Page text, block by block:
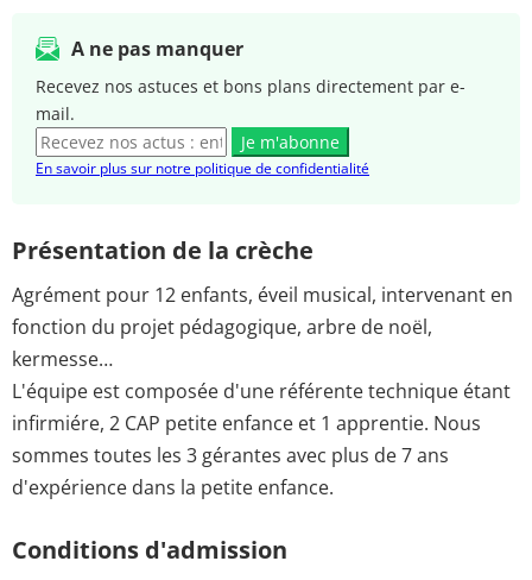
A ne pas manquer
Recevez nos astuces et bons plans directement par e-
mail.
Je m'abonne
En savoir plus sur notre politique de confidentialité
Présentation de la crèche
Agrément pour 12 enfants, éveil musical, intervenant en
fonction du projet pédagogique, arbre de noël,
kermesse…
L'équipe est composée d'une référente technique étant
infirmiére, 2 CAP petite enfance et 1 apprentie. Nous
sommes toutes les 3 gérantes avec plus de 7 ans
d'expérience dans la petite enfance.
Conditions d'admission